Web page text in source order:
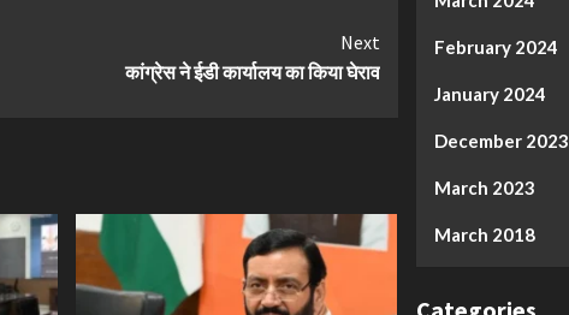
Next
कांग्रेस ने ईडी कार्यालय का किया घेराव
February 2024
January 2024
December 2023
March 2023
March 2018